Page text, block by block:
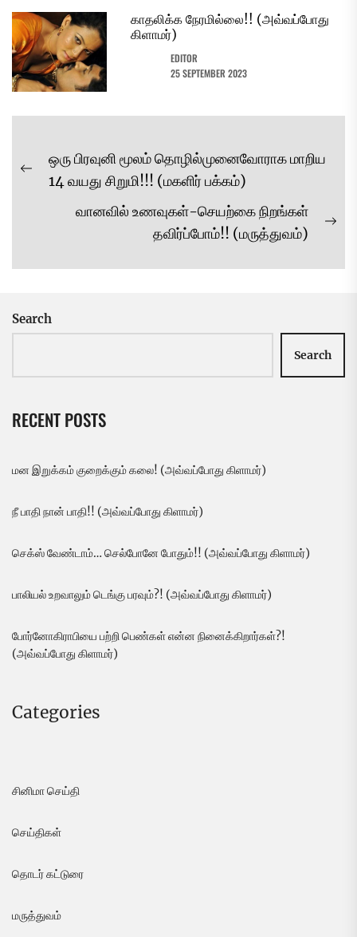
காதலிக்க நேரமில்லை!! (அவ்வப்போது
கிளாமர்)
EDITOR
25 SEPTEMBER 2023
Post
navigation
Previous
ஒரு பிரவுனி மூலம் தொழில்முனைவோராக மாறிய
14 வயது சிறுமி!!! (மகளிர் பக்கம்)
வானவில் உணவுகள்-செயற்கை நிறங்கள்
தவிர்ப்போம்!! (மருத்துவம்)
Search
Search
RECENT POSTS
மன இறுக்கம் குறைக்கும் கலை! (அவ்வப்போது கிளாமர்)
நீ பாதி நான் பாதி!! (அவ்வப்போது கிளாமர்)
செக்ஸ் வேண்டாம்… செல்போனே போதும்!! (அவ்வப்போது கிளாமர்)
பாலியல் உறவாலும் டெங்கு பரவும்?! (அவ்வப்போது கிளாமர்)
போர்னோகிராபியை பற்றி பெண்கள் என்ன நினைக்கிறார்கள்?!
(அவ்வப்போது கிளாமர்)
Categories
சினிமா செய்தி
செய்திகள்
தொடர் கட்டுரை
மருத்துவம்